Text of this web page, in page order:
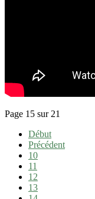
Page 15 sur 21
Début
Précédent
10
11
12
13